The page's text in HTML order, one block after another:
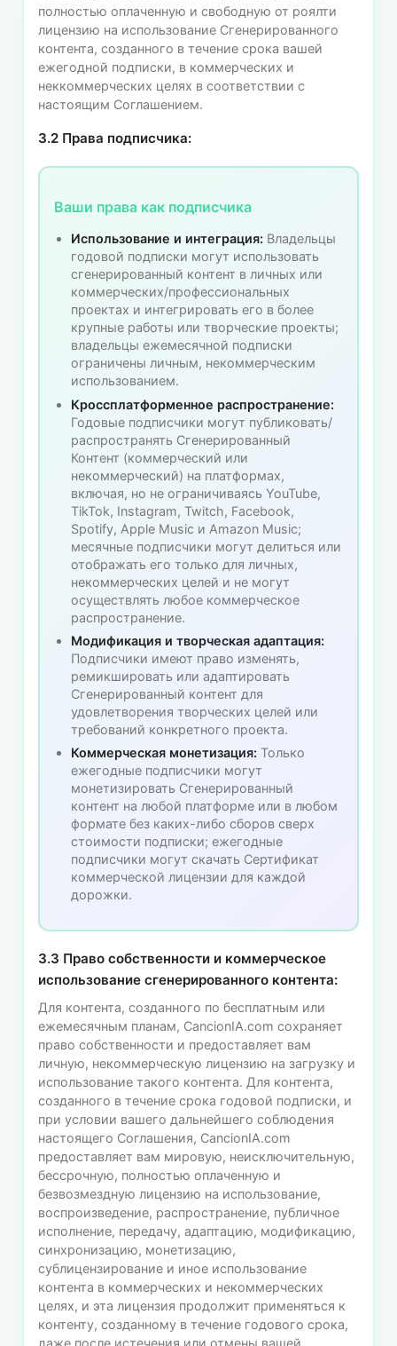
полностью оплаченную и свободную от роялти
лицензию на использование Сгенерированного
контента, созданного в течение срока вашей
ежегодной подписки, в коммерческих и
неккоммерческих целях в соответствии с
настоящим Соглашением.
3.2 Права подписчика:
Ваши права как подписчика
Использование и интеграция: Владельцы
годовой подписки могут использовать
сгенерированный контент в личных или
коммерческих/профессиональных
проектах и интегрировать его в более
крупные работы или творческие проекты;
владельцы ежемесячной подписки
ограничены личным, некоммерческим
использованием.
Кроссплатформенное распространение:
Годовые подписчики могут публиковать/
распространять Сгенерированный
Контент (коммерческий или
некоммерческий) на платформах,
включая, но не ограничиваясь YouTube,
TikTok, Instagram, Twitch, Facebook,
Spotify, Apple Music и Amazon Music;
месячные подписчики могут делиться или
отображать его только для личных,
некоммерческих целей и не могут
осуществлять любое коммерческое
распространение.
Модификация и творческая адаптация:
Подписчики имеют право изменять,
ремикшировать или адаптировать
Сгенерированный контент для
удовлетворения творческих целей или
требований конкретного проекта.
Коммерческая монетизация: Только
ежегодные подписчики могут
монетизировать Сгенерированный
контент на любой платформе или в любом
формате без каких-либо сборов сверх
стоимости подписки; ежегодные
подписчики могут скачать Сертификат
коммерческой лицензии для каждой
дорожки.
3.3 Право собственности и коммерческое
использование сгенерированного контента:
Для контента, созданного по бесплатным или
ежемесячным планам, CancionIA.com сохраняет
право собственности и предоставляет вам
личную, некоммерческую лицензию на загрузку и
использование такого контента. Для контента,
созданного в течение срока годовой подписки, и
при условии вашего дальнейшего соблюдения
настоящего Соглашения, CancionIA.com
предоставляет вам мировую, неисключительную,
бессрочную, полностью оплаченную и
безвозмездную лицензию на использование,
воспроизведение, распространение, публичное
исполнение, передачу, адаптацию, модификацию,
синхронизацию, монетизацию,
сублицензирование и иное использование
контента в коммерческих и некоммерческих
целях, и эта лицензия продолжит применяться к
контенту, созданному в течение годового срока,